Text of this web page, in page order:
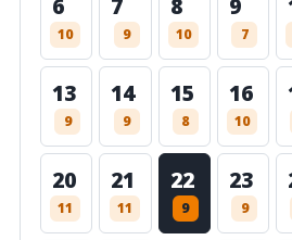
6
10
7
9
8
10
9
7
13
9
14
9
15
8
16
10
20
11
21
11
22
9
23
9